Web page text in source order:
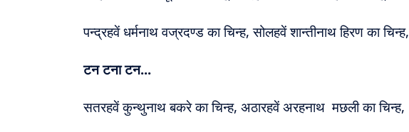
पन्द्रहवें धर्मनाथ वज्रदण्ड का चिन्ह, सोलहवें शान्तीनाथ हिरण का चिन्ह,
टन टना टन...
सतरहवें कुन्थुनाथ बकरे का चिन्ह, अठारहवें अरहनाथ मछली का चिन्ह,